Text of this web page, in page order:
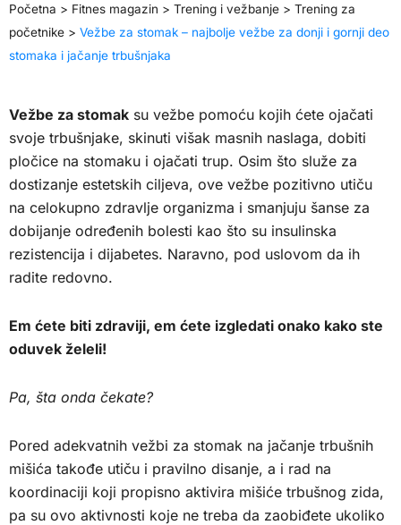
Početna > Fitnes magazin > Trening i vežbanje > Trening za
početnike > Vežbe za stomak – najbolje vežbe za donji i gornji deo
stomaka i jačanje trbušnjaka
Vežbe za stomak su vežbe pomoću kojih ćete ojačati
svoje trbušnjake, skinuti višak masnih naslaga, dobiti
pločice na stomaku i ojačati trup. Osim što služe za
dostizanje estetskih ciljeva, ove vežbe pozitivno utiču
na celokupno zdravlje organizma i smanjuju šanse za
dobijanje određenih bolesti kao što su insulinska
rezistencija i dijabetes. Naravno, pod uslovom da ih
radite redovno.
Em ćete biti zdraviji, em ćete izgledati onako kako ste
oduvek želeli!
Pa, šta onda čekate?
Pored adekvatnih vežbi za stomak na jačanje trbušnih
mišića takođe utiču i pravilno disanje, a i rad na
koordinaciji koji propisno aktivira mišiće trbušnog zida,
pa su ovo aktivnosti koje ne treba da zaobiđete ukoliko